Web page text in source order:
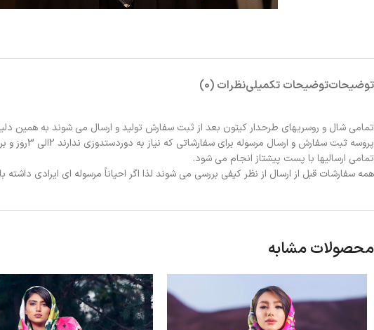
توضیحاتتوضیحات تکمیلینظرات (0)
تمامی شال و روسریهای طرحدار کیتون بعد از ثبت سفارش تولید و ارسال می شوند به همین
پروسه ثبت سفارش و ارسال مرسوله برای سفارشاتی که نیاز به دوردستدوزی ندارند 2الی 3روز و برای سفارشاتی که نیاز به دوردستدوزی دارند حدوداً یک هفته زمانبر خواهد بود.
تمامی ارسالیها با پست پیشتاز انجام می شود.
همه سفارشات قبل از ارسال از نظر کیفی بررسی می شوند لذا اگر احیاناً مرسوله ای ایرادی
محصولات مشابه